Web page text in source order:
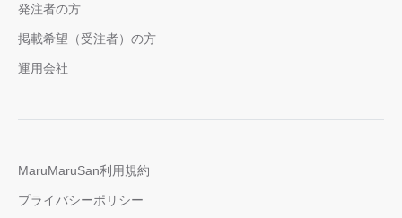
発注者の方
掲載希望（受注者）の方
運用会社
MaruMaruSan利用規約
プライバシーポリシー